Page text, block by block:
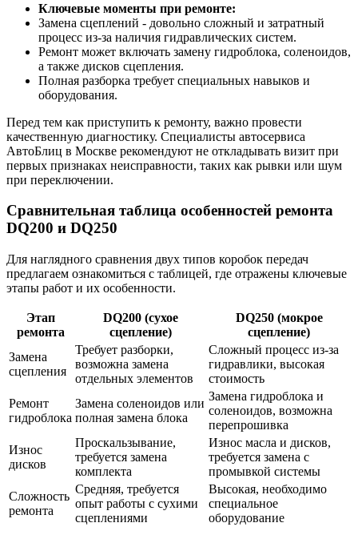
Ключевые моменты при ремонте:
Замена сцеплений - довольно сложный и затратный
процесс из-за наличия гидравлических систем.
Ремонт может включать замену гидроблока, соленоидов,
а также дисков сцепления.
Полная разборка требует специальных навыков и
оборудования.
Перед тем как приступить к ремонту, важно провести
качественную диагностику. Специалисты автосервиса
АвтоБлиц в Москве рекомендуют не откладывать визит при
первых признаках неисправности, таких как рывки или шум
при переключении.
Сравнительная таблица особенностей ремонта
DQ200 и DQ250
Для наглядного сравнения двух типов коробок передач
предлагаем ознакомиться с таблицей, где отражены ключевые
этапы работ и их особенности.
Этап
ремонта
DQ200 (сухое
сцепление)
DQ250 (мокрое
сцепление)
Замена
сцепления
Требует разборки,
возможна замена
отдельных элементов
Сложный процесс из-за
гидравлики, высокая
стоимость
Ремонт
гидроблока
Замена соленоидов или
полная замена блока
Замена гидроблока и
соленоидов, возможна
перепрошивка
Износ
дисков
Проскальзывание,
требуется замена
комплекта
Износ масла и дисков,
требуется замена с
промывкой системы
Сложность
ремонта
Средняя, требуется
опыт работы с сухими
сцеплениями
Высокая, необходимо
специальное
оборудование